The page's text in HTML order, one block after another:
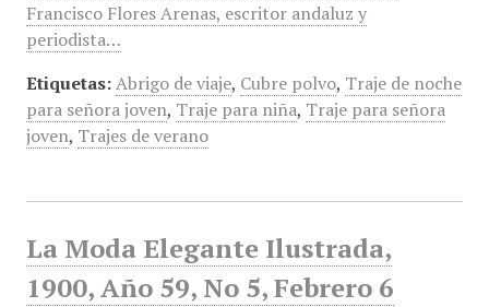
Francisco Flores Arenas, escritor andaluz y
periodista…
Etiquetas: Abrigo de viaje, Cubre polvo, Traje de noche
para señora joven, Traje para niña, Traje para señora
joven, Trajes de verano
La Moda Elegante Ilustrada,
1900, Año 59, No 5, Febrero 6